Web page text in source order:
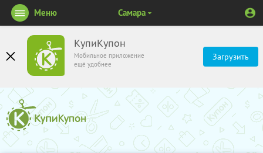
КупиКупон
Мобильное приложение
ещё удобнее
Загрузить
Меню Самара